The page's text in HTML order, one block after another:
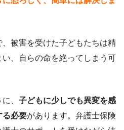
被害を受けた子どもたちは精
、自らの命を絶ってしまう可
、 子どもに少しでも異変を感
る必要があります。弁護士保険